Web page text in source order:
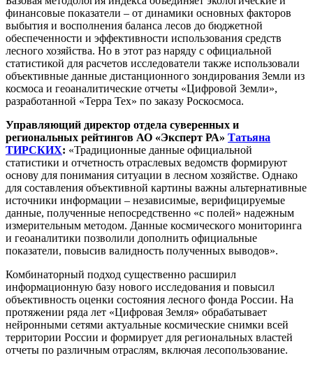
финансовые показатели – от динамики основных факторов
выбытия и восполнения баланса лесов до бюджетной
обеспеченности и эффективности использования средств
лесного хозяйства. Но в этот раз наряду с официальной
статистикой для расчетов исследователи также использовали
объективные данные дистанционного зондирования Земли из
космоса и геоаналитические отчеты «Цифровой Земли»,
разработанной «Терра Тех» по заказу Роскосмоса.
Управляющий директор отдела суверенных и
региональных рейтингов АО «Эксперт РА» Татьяна
ТИРСКИХ: «Традиционные данные официальной
статистики и отчетность отраслевых ведомств формируют
основу для понимания ситуации в лесном хозяйстве. Однако
для составления объективной картины важны альтернативные
источники информации – независимые, верифицируемые
данные, полученные непосредственно «с полей» надежным
измерительным методом. Данные космического мониторинга
и геоаналитики позволили дополнить официальные
показатели, повысив валидность полученных выводов».
Комбинаторный подход существенно расширил
информационную базу нового исследования и повысил
объективность оценки состояния лесного фонда России. На
протяжении ряда лет «Цифровая Земля» обрабатывает
нейронными сетями актуальные космические снимки всей
территории России и формирует для региональных властей
отчеты по различным отраслям, включая лесопользование.